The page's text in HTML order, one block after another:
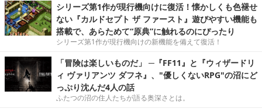
シリーズ第1作が現行機向けに復活！懐かしくも色褪せ
ない『カルドセプト ザ ファースト』遊びやすい機能も
搭載で、あらためて“原典”に触れるのにぴったり
シリーズ第1作が現行機向けの新機能を備えて復活！
「冒険は楽しいものだ」 ─『FF11』と『ウィザードリ
ィ ヴァリアンツ ダフネ』、"優しくないRPG"の沼にど
っぷり沈んだ4人の話
ふたつの沼の住人たちが語る奥深さとは。